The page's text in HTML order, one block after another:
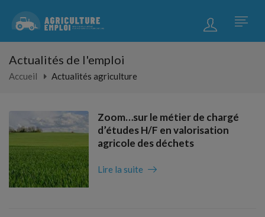
Actualités de l'emploi
Accueil Actualités agriculture
Zoom…sur le métier de chargé
d’études H/F en valorisation
agricole des déchets
Lire la suite